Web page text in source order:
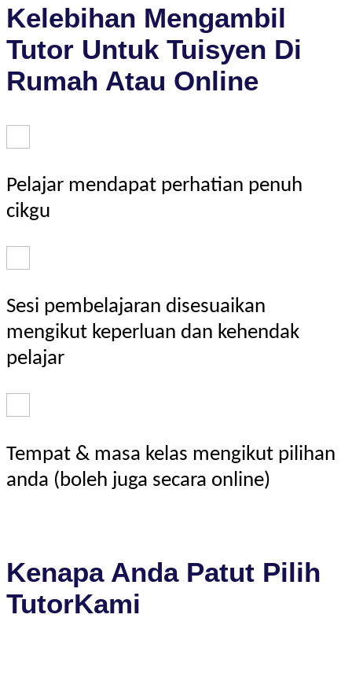
Kelebihan Mengambil
Tutor Untuk Tuisyen Di
Rumah Atau Online
Pelajar mendapat perhatian penuh
cikgu
Sesi pembelajaran disesuaikan
mengikut keperluan dan kehendak
pelajar
Tempat & masa kelas mengikut pilihan
anda (boleh juga secara online)
Kenapa Anda Patut Pilih
TutorKami